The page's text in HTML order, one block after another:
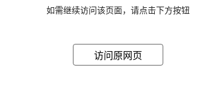
如需继续访问该页面，请点击下方按钮
访问原网页